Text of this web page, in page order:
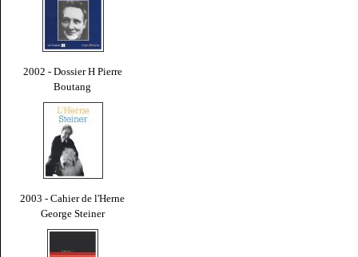
2002 - Dossier H Pierre
Boutang
2003 - Cahier de l'Herne
George Steiner